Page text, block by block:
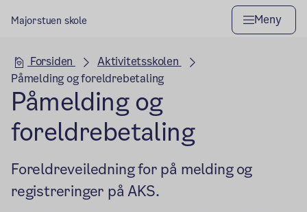
Majorstuen skole Meny
Hovedseksjon
Forsiden
Aktivitetsskolen
Påmelding og foreldrebetaling
Påmelding og
foreldrebetaling
Foreldreveiledning for på melding og
registreringer på AKS.